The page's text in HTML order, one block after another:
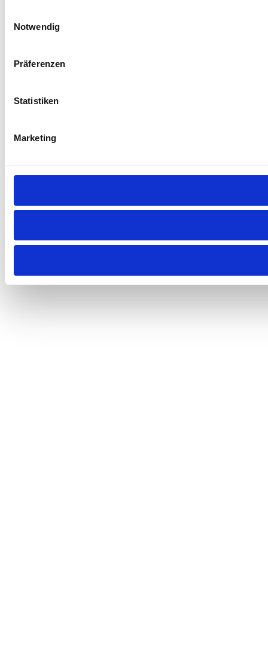
Notwendig
Präferenzen
Statistiken
Marketing